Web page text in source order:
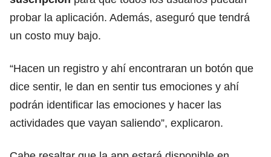
probar la aplicación. Además, aseguró que tendrá
un costo muy bajo.
“Hacen un registro y ahí encontraran un botón que
dice sentir, le dan en sentir tus emociones y ahí
podrán identificar las emociones y hacer las
actividades que vayan saliendo”, explicaron.